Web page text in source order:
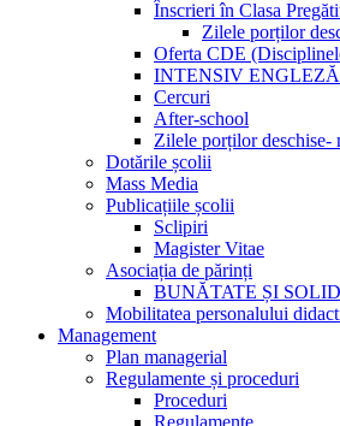
Înscrieri în Clasa
Zilele porților
Oferta CDE
INTENSIV ENGLEZĂ
Cercuri
After-school
Zilele porților deschise-
Dotările școlii
Mass Media
Publicațiile școlii
Sclipiri
Magister Vitae
Asociația de părinți
BUNĂTATE ȘI
Mobilitatea personalului
Management
Plan managerial
Regulamente și proceduri
Proceduri
Regulamente